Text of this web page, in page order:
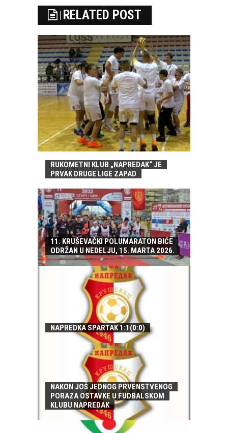
RELATED POST
RUKOMETNI KLUB „NAPREDAK“ JE
PRVAK DRUGE LIGE ZAPAD
11. KRUŠEVAČKI POLUMARATON BIĆE
ODRŽAN U NEDELJU, 15. MARTA 2026.
NAPREDKA SPARTAK 1:1(0:0)
NAKON JOŠ JEDNOG PRVENSTVENOG
PORAZA OSTAVKE U FUDBALSKOM
KLUBU NAPREDAK